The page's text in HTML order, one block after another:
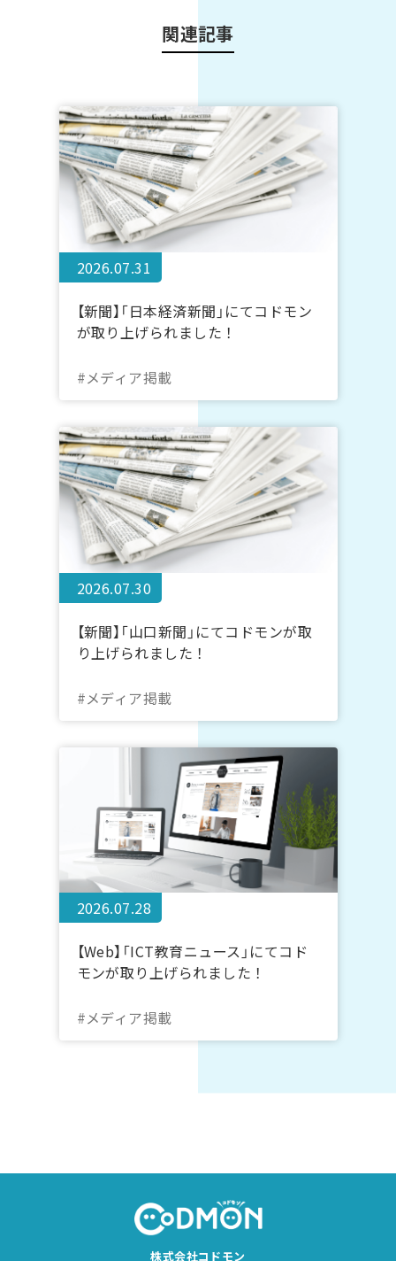
関連記事
2026.07.31
【新聞】「日本経済新聞」にてコドモン
が取り上げられました！
#メディア掲載
2026.07.30
【新聞】「山口新聞」にてコドモンが取
り上げられました！
#メディア掲載
2026.07.28
【Web】「ICT教育ニュース」にてコド
モンが取り上げられました！
#メディア掲載
株式会社コドモン